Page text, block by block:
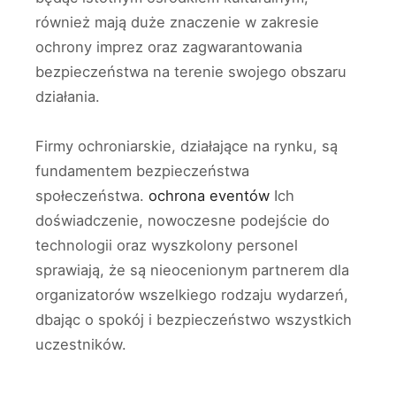
również mają duże znaczenie w zakresie
ochrony imprez oraz zagwarantowania
bezpieczeństwa na terenie swojego obszaru
działania.
Firmy ochroniarskie, działające na rynku, są
fundamentem bezpieczeństwa
społeczeństwa. ochrona eventów Ich
doświadczenie, nowoczesne podejście do
technologii oraz wyszkolony personel
sprawiają, że są nieocenionym partnerem dla
organizatorów wszelkiego rodzaju wydarzeń,
dbając o spokój i bezpieczeństwo wszystkich
uczestników.